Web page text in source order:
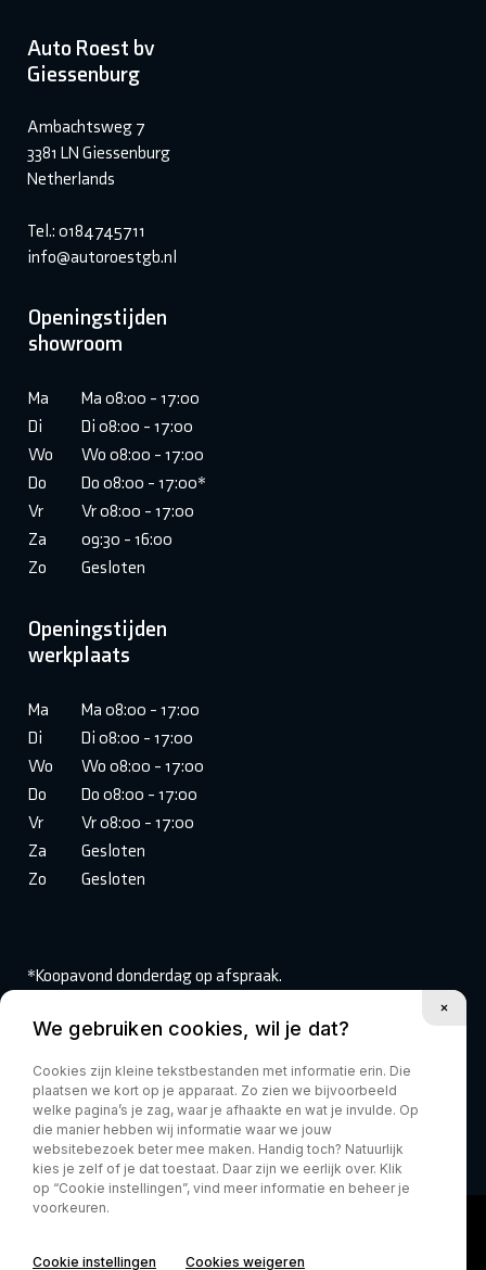
Auto Roest bv
Giessenburg
Ambachtsweg 7
3381 LN Giessenburg
Netherlands
Tel.: 0184745711
info@autoroestgb.nl
Openingstijden
showroom
Ma
Ma 08:00 - 17:00
Di
Di 08:00 - 17:00
Wo
Wo 08:00 - 17:00
Do
Do 08:00 - 17:00*
Vr
Vr 08:00 - 17:00
Za
09:30 - 16:00
Zo
Gesloten
Openingstijden
werkplaats
Ma
Ma 08:00 - 17:00
Di
Di 08:00 - 17:00
Wo
Wo 08:00 - 17:00
Do
Do 08:00 - 17:00
Vr
Vr 08:00 - 17:00
Za
Gesloten
Zo
Gesloten
*Koopavond donderdag op afspraak.
Volg ons:
We gebruiken cookies, wil je dat?
Cookies zijn kleine tekstbestanden met informatie erin. Die
plaatsen we kort op je apparaat. Zo zien we bijvoorbeeld
welke pagina’s je zag, waar je afhaakte en wat je invulde. Op
die manier hebben wij informatie waar we jouw
websitebezoek beter mee maken. Handig toch? Natuurlijk
kies je zelf of je dat toestaat. Daar zijn we eerlijk over. Klik
op “Cookie instellingen”, vind meer informatie en beheer je
voorkeuren.
Cookie instellingen Cookies weigeren